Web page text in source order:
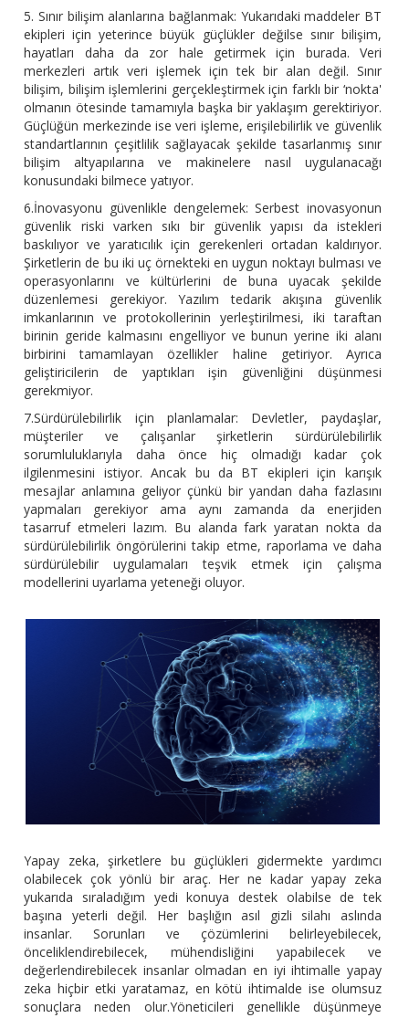
5. Sınır bilişim alanlarına bağlanmak: Yukarıdaki maddeler BT
ekipleri için yeterince büyük güçlükler değilse sınır bilişim,
hayatları daha da zor hale getirmek için burada. Veri
merkezleri artık veri işlemek için tek bir alan değil. Sınır
bilişim, bilişim işlemlerini gerçekleştirmek için farklı bir ‘nokta'
olmanın ötesinde tamamıyla başka bir yaklaşım gerektiriyor.
Güçlüğün merkezinde ise veri işleme, erişilebilirlik ve güvenlik
standartlarının çeşitlilik sağlayacak şekilde tasarlanmış sınır
bilişim altyapılarına ve makinelere nasıl uygulanacağı
konusundaki bilmece yatıyor.
6.İnovasyonu güvenlikle dengelemek: Serbest inovasyonun
güvenlik riski varken sıkı bir güvenlik yapısı da istekleri
baskılıyor ve yaratıcılık için gerekenleri ortadan kaldırıyor.
Şirketlerin de bu iki uç örnekteki en uygun noktayı bulması ve
operasyonlarını ve kültürlerini de buna uyacak şekilde
düzenlemesi gerekiyor. Yazılım tedarik akışına güvenlik
imkanlarının ve protokollerinin yerleştirilmesi, iki taraftan
birinin geride kalmasını engelliyor ve bunun yerine iki alanı
birbirini tamamlayan özellikler haline getiriyor. Ayrıca
geliştiricilerin de yaptıkları işin güvenliğini düşünmesi
gerekmiyor.
7.Sürdürülebilirlik için planlamalar: Devletler, paydaşlar,
müşteriler ve çalışanlar şirketlerin sürdürülebilirlik
sorumluluklarıyla daha önce hiç olmadığı kadar çok
ilgilenmesini istiyor. Ancak bu da BT ekipleri için karışık
mesajlar anlamına geliyor çünkü bir yandan daha fazlasını
yapmaları gerekiyor ama aynı zamanda da enerjiden
tasarruf etmeleri lazım. Bu alanda fark yaratan nokta da
sürdürülebilirlik öngörülerini takip etme, raporlama ve daha
sürdürülebilir uygulamaları teşvik etmek için çalışma
modellerini uyarlama yeteneği oluyor.
Yapay zeka, şirketlere bu güçlükleri gidermekte yardımcı
olabilecek çok yönlü bir araç. Her ne kadar yapay zeka
yukarıda sıraladığım yedi konuya destek olabilse de tek
başına yeterli değil. Her başlığın asıl gizli silahı aslında
insanlar. Sorunları ve çözümlerini belirleyebilecek,
önceliklendirebilecek, mühendisliğini yapabilecek ve
değerlendirebilecek insanlar olmadan en iyi ihtimalle yapay
zeka hiçbir etki yaratamaz, en kötü ihtimalde ise olumsuz
sonuçlara neden olur.Yöneticileri genellikle düşünmeye